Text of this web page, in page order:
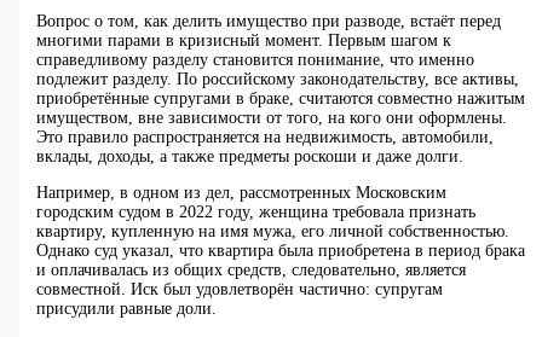
Вопрос о том, как делить имущество при разводе, встаёт перед
многими парами в кризисный момент. Первым шагом к
справедливому разделу становится понимание, что именно
подлежит разделу. По российскому законодательству, все активы,
приобретённые супругами в браке, считаются совместно нажитым
имуществом, вне зависимости от того, на кого они оформлены.
Это правило распространяется на недвижимость, автомобили,
вклады, доходы, а также предметы роскоши и даже долги.
Например, в одном из дел, рассмотренных Московским
городским судом в 2022 году, женщина требовала признать
квартиру, купленную на имя мужа, его личной собственностью.
Однако суд указал, что квартира была приобретена в период брака
и оплачивалась из общих средств, следовательно, является
совместной. Иск был удовлетворён частично: супругам
присудили равные доли.